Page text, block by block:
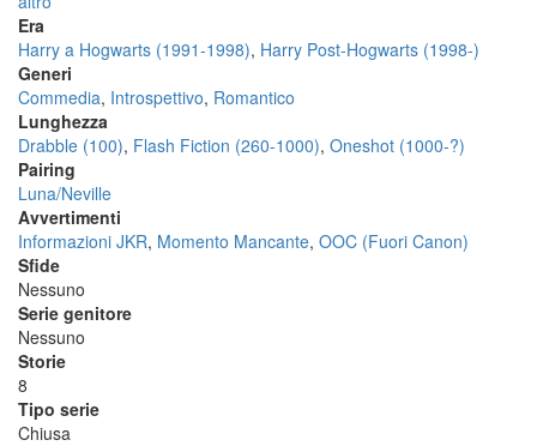
Era
Harry a Hogwarts (1991-1998), Harry Post-Hogwarts (1998-)
Generi
Commedia, Introspettivo, Romantico
Lunghezza
Drabble (100), Flash Fiction (260-1000), Oneshot (1000-?)
Pairing
Luna/Neville
Avvertimenti
Informazioni JKR, Momento Mancante, OOC (Fuori Canon)
Sfide
Nessuno
Serie genitore
Nessuno
Storie
8
Tipo serie
Chiusa